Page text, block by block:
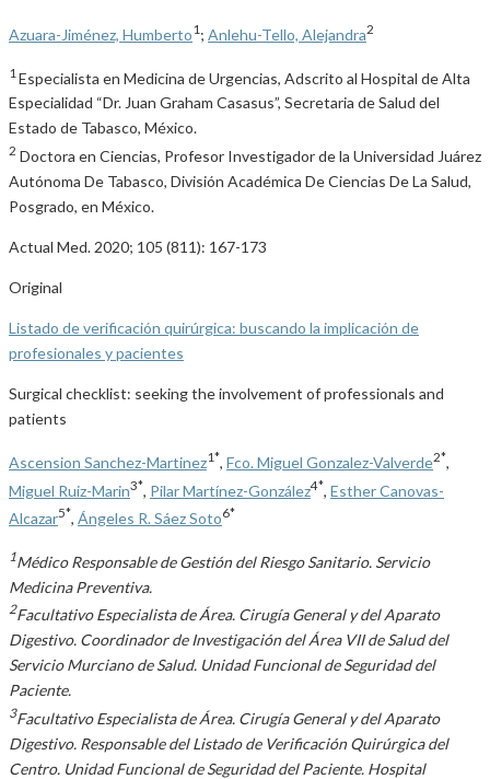
Azuara-Jiménez, Humberto1 ; Anlehu-Tello, Alejandra2
1 Especialista en Medicina de Urgencias, Adscrito al Hospital de Alta
Especialidad “Dr. Juan Graham Casasus”, Secretaria de Salud del
Estado de Tabasco, México.
2 Doctora en Ciencias, Profesor Investigador de la Universidad Juárez
Autónoma De Tabasco, División Académica De Ciencias De La Salud,
Posgrado, en México.
Actual Med. 2020; 105 (811): 167-173
Original
Listado de verificación quirúrgica: buscando la implicación de
profesionales y pacientes
Surgical checklist: seeking the involvement of professionals and
patients
Ascension Sanchez-Martinez1*, Fco. Miguel Gonzalez-Valverde2*,
Miguel Ruiz-Marin3* Pilar Martínez-González4* Esther Canovas-
Alcazar5*, Ángeles R. Sáez Soto6*
1Médico Responsable de Gestión del Riesgo Sanitario. Servicio
Medicina Preventiva.
2Facultativo Especialista de Área. Cirugía General y del Aparato
Digestivo. Coordinador de Investigación del Área VII de Salud del
Servicio Murciano de Salud. Unidad Funcional de Seguridad del
Paciente.
3Facultativo Especialista de Área. Cirugía General y del Aparato
Digestivo. Responsable del Listado de Verificación Quirúrgica del
Centro. Unidad Funcional de Seguridad del Paciente. Hospital